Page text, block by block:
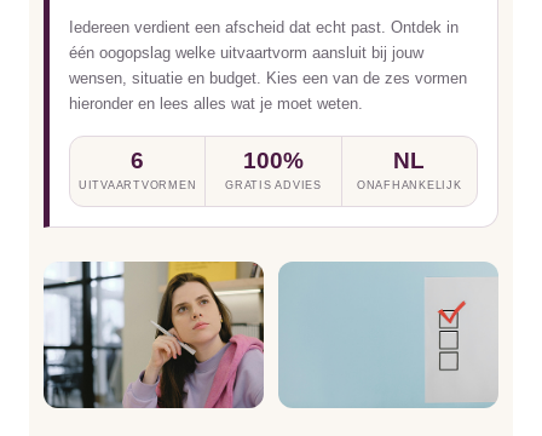
Iedereen verdient een afscheid dat echt past. Ontdek in
één oogopslag welke uitvaartvorm aansluit bij jouw
wensen, situatie en budget. Kies een van de zes vormen
hieronder en lees alles wat je moet weten.
6
UITVAARTVORMEN
100%
GRATIS ADVIES
NL
ONAFHANKELIJK